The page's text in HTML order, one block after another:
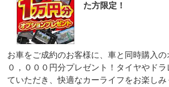
た方限定！
お車をご成約のお客様に、車と同時購入の
０，０００円分プレゼント！タイヤやド
ていただき、快適なカーライフをお楽し